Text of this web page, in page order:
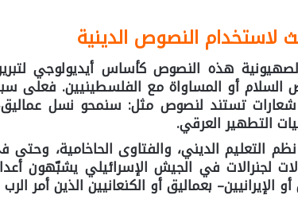
لاستخدام النصوص الدينية
هذه النصوص كأساس أيديولوجي لتبرير
السلام أو المساواة مع الفلسطينيين. فعلى
تستند لنصوص مثل: سنمحو نسل
التطهير العرقي.
التعليم الديني، والفتاوى الحاخامية،
لجنرالات في الجيش الإسرائيلي يشبّهون
بعماليق أو الكنعانيين الذين أمر الرب